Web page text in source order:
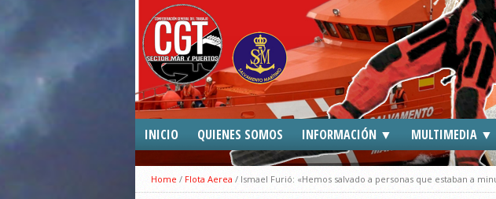
INICIO QUIENES SOMOS INFORMACIÓN ▼
COMUNICADOS
CONVENIOS
MULTIMEDIA ▼
CGT EN MEDIOS
FOTOGRAFIAS
Home / Flota Aerea / Ismael Furió: «Hemos salvado a personas que estaban a